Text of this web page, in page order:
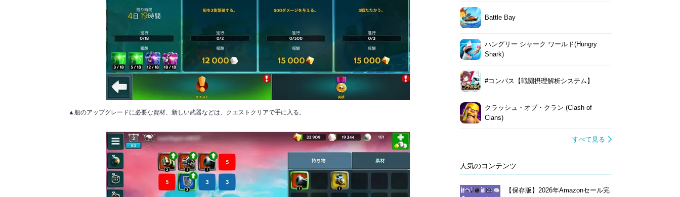
▲船のアップグレードに必要な資材、新しい武器などは、クエストクリアで手に入る。
Battle Bay
ハングリー シャーク ワールド(Hungry
Shark)
#コンパス【戦闘摂理解析システム】
クラッシュ・オブ・クラン (Clash of
Clans)
すべて見る
人気のコンテンツ
【保存版】2026年Amazonセール完